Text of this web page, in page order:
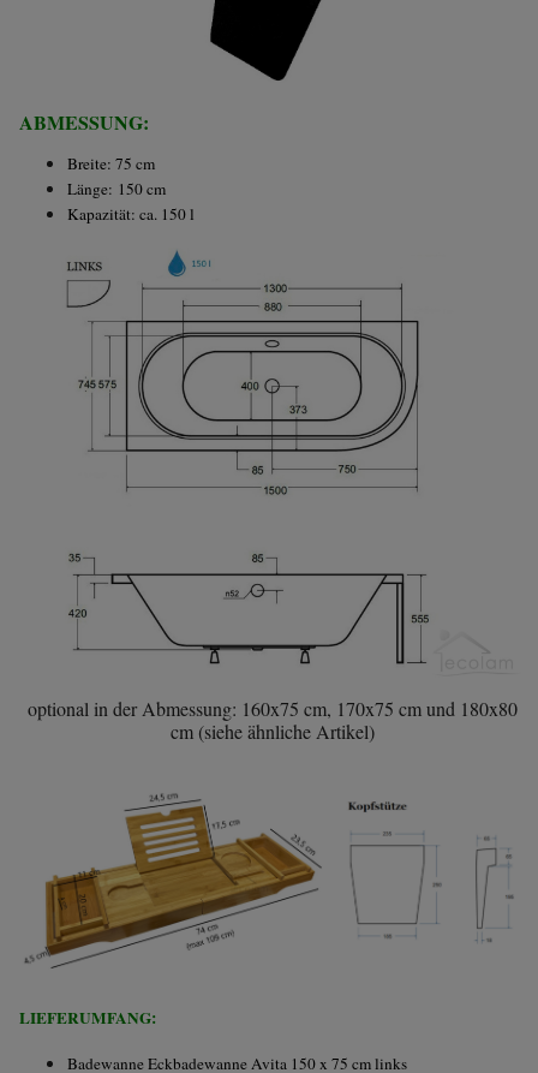
ABMESSUNG:
Breite: 75 cm
Länge: 150 cm
Kapazität: ca. 150 l
optional in der Abmessung: 160x75 cm, 170x75 cm und 180x80
cm (siehe ähnliche Artikel)
LIEFERUMFANG:
Badewanne Eckbadewanne Avita 150 x 75 cm links